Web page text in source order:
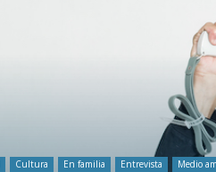
Cultura En familia Entrevista Medio